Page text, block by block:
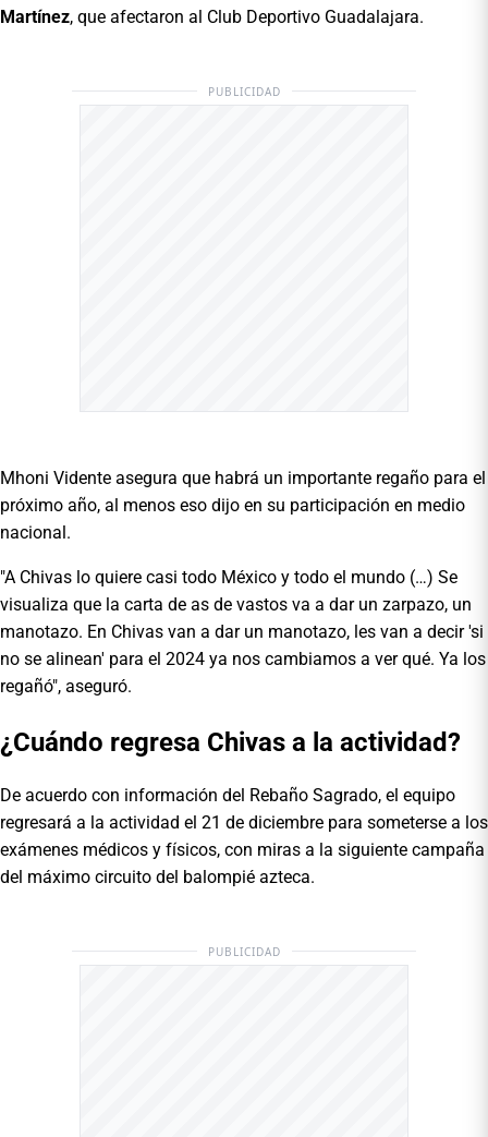
Martínez, que afectaron al Club Deportivo Guadalajara.
PUBLICIDAD
Mhoni Vidente asegura que habrá un importante regaño para el
próximo año, al menos eso dijo en su participación en medio
nacional.
"A Chivas lo quiere casi todo México y todo el mundo (…) Se
visualiza que la carta de as de vastos va a dar un zarpazo, un
manotazo. En Chivas van a dar un manotazo, les van a decir 'si
no se alinean' para el 2024 ya nos cambiamos a ver qué. Ya los
regañó", aseguró.
¿Cuándo regresa Chivas a la actividad?
De acuerdo con información del Rebaño Sagrado, el equipo
regresará a la actividad el 21 de diciembre para someterse a los
exámenes médicos y físicos, con miras a la siguiente campaña
del máximo circuito del balompié azteca.
PUBLICIDAD